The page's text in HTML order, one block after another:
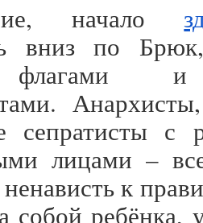
начало
вниз по
и
сепратисты с
лицами –
к
собой ребёнка,